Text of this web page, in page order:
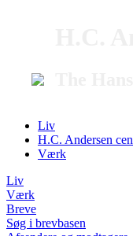
Liv
H.C. Andersen
Værk
Liv
Værk
Breve
Søg i brevbasen